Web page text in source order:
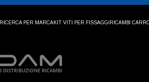
RICERCA PER MARCAKIT VITI PER FISSAGGI RICAMBI